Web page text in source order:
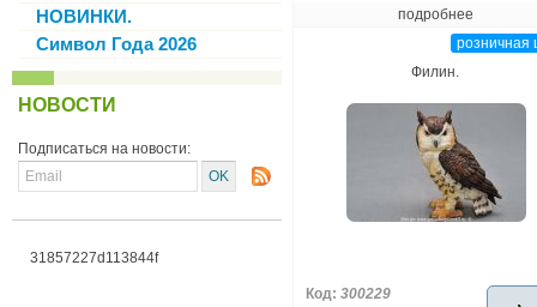
НОВИНКИ.
Символ Года 2026
НОВОСТИ
Подписаться на новости:
31857227d113844f
подробнее
розничная
Филин.
Код: 300229